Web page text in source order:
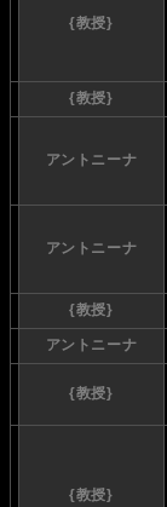
{教授}
{教授}
アントニーナ
アントニーナ
{教授}
アントニーナ
{教授}
{教授}